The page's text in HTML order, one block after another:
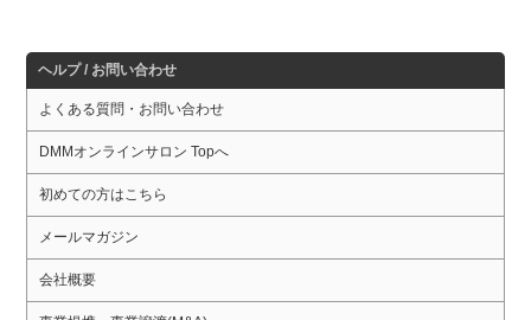
ヘルプ / お問い合わせ
よくある質問・お問い合わせ
DMMオンラインサロン Topへ
初めての方はこちら
メールマガジン
会社概要